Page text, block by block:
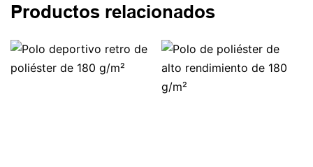
Productos relacionados